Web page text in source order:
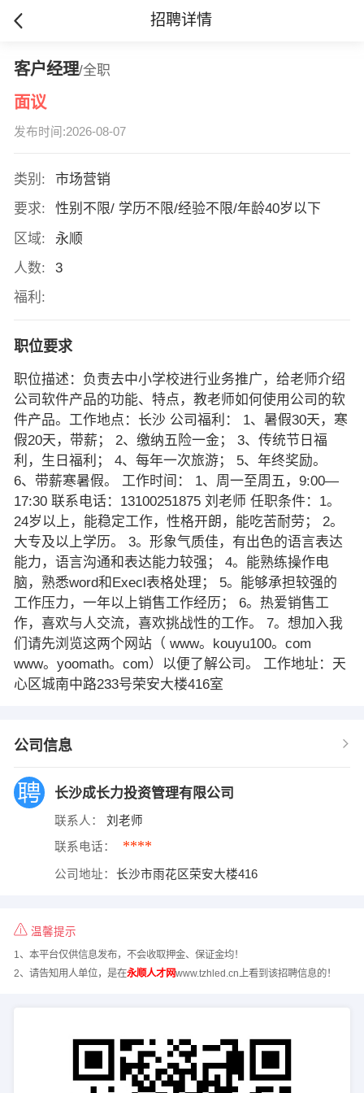
招聘详情
客户经理/全职
面议
发布时间:2026-08-07
类别:
市场营销
要求:
性别不限/ 学历不限/经验不限/年龄40岁以下
区域:
永顺
人数:
3
福利:
职位要求
职位描述：负责去中小学校进行业务推广，给老师介绍
公司软件产品的功能、特点，教老师如何使用公司的软
件产品。工作地点：长沙 公司福利： 1、暑假30天，寒
假20天，带薪； 2、缴纳五险一金； 3、传统节日福
利，生日福利； 4、每年一次旅游； 5、年终奖励。
6、带薪寒暑假。 工作时间： 1、周一至周五，9:00—
17:30 联系电话：13100251875 刘老师 任职条件：1。
24岁以上，能稳定工作，性格开朗，能吃苦耐劳； 2。
大专及以上学历。 3。形象气质佳，有出色的语言表达
能力，语言沟通和表达能力较强； 4。能熟练操作电
脑，熟悉word和Execl表格处理； 5。能够承担较强的
工作压力，一年以上销售工作经历； 6。热爱销售工
作，喜欢与人交流，喜欢挑战性的工作。 7。想加入我
们请先浏览这两个网站（ www。kouyu100。com
www。yoomath。com）以便了解公司。 工作地址：天
心区城南中路233号荣安大楼416室
公司信息
长沙成长力投资管理有限公司
联系人： 刘老师
联系电话： ****
公司地址： 长沙市雨花区荣安大楼416
温馨提示
1、本平台仅供信息发布，不会收取押金、保证金均！
2、请告知用人单位，是在永顺人才网www.tzhled.cn上看到该招聘信息的！